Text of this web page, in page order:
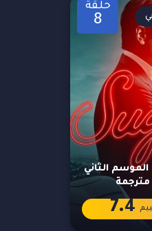
حلقة
8
مسلسل Sugar الموسم الثاني
7.4